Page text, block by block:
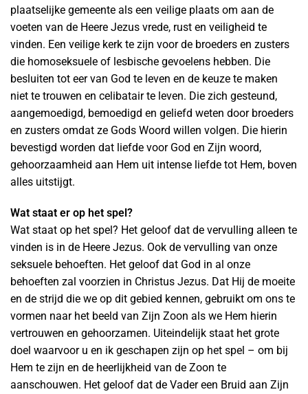
plaatselijke gemeente als een veilige plaats om aan de
voeten van de Heere Jezus vrede, rust en veiligheid te
vinden. Een veilige kerk te zijn voor de broeders en zusters
die homoseksuele of lesbische gevoelens hebben. Die
besluiten tot eer van God te leven en de keuze te maken
niet te trouwen en celibatair te leven. Die zich gesteund,
aangemoedigd, bemoedigd en geliefd weten door broeders
en zusters omdat ze Gods Woord willen volgen. Die hierin
bevestigd worden dat liefde voor God en Zijn woord,
gehoorzaamheid aan Hem uit intense liefde tot Hem, boven
alles uitstijgt.
Wat staat er op het spel?
Wat staat op het spel? Het geloof dat de vervulling alleen te
vinden is in de Heere Jezus. Ook de vervulling van onze
seksuele behoeften. Het geloof dat God in al onze
behoeften zal voorzien in Christus Jezus. Dat Hij de moeite
en de strijd die we op dit gebied kennen, gebruikt om ons te
vormen naar het beeld van Zijn Zoon als we Hem hierin
vertrouwen en gehoorzamen. Uiteindelijk staat het grote
doel waarvoor u en ik geschapen zijn op het spel – om bij
Hem te zijn en de heerlijkheid van de Zoon te
aanschouwen. Het geloof dat de Vader een Bruid aan Zijn